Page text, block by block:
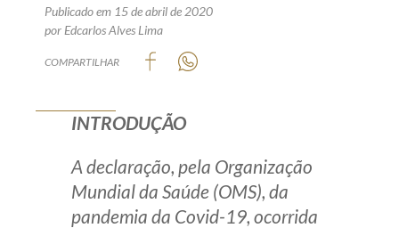
Encarregado (contato)
Zênite Fácil IA
Orientação por Escrito
Mentoria Zênite
Publicado em 15 de abril de 2020
por Edcarlos Alves Lima
COMPARTILHAR
INTRODUÇÃO
A declaração, pela Organização
Mundial da Saúde (OMS), da
pandemia da Covid-19, ocorrida